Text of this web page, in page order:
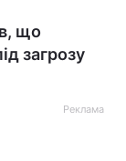
що
загрозу
Реклама